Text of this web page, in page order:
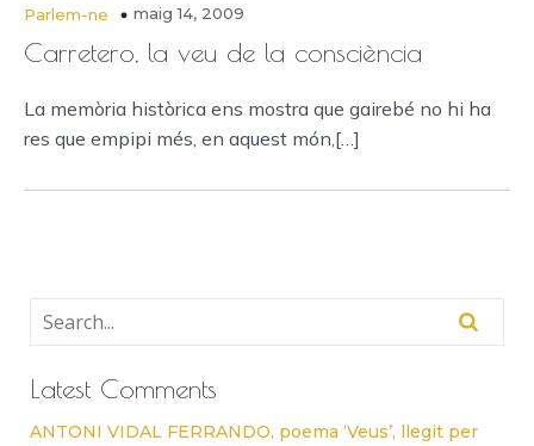
Parlem-ne maig 14, 2009
Carretero, la veu de la consciència
La memòria històrica ens mostra que gairebé no hi ha
res que empipi més, en aquest món,[…]
Latest Comments
ANTONI VIDAL FERRANDO, poema ‘Veus’, llegit per